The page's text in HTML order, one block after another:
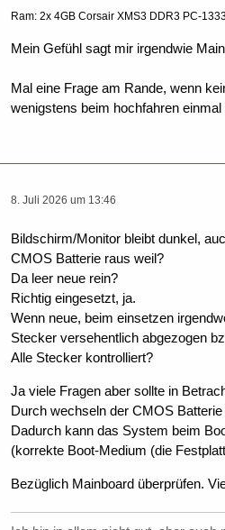
Ram: 2x 4GB Corsair XMS3 DDR3 PC-
Mein Gefühl sagt mir irgendwie
Mal eine Frage am Rande, wenn
wenigstens beim hochfahren einmal
8. Juli 2026 um 13:46
Bildschirm/Monitor bleibt dunkel,
CMOS Batterie raus weil?
Da leer neue rein?
Richtig eingesetzt, ja.
Wenn neue, beim einsetzen
Stecker versehentlich abgezogen
Alle Stecker kontrolliert?
Ja viele Fragen aber sollte in
Durch wechseln der CMOS
Dadurch kann das System beim
(korrekte Boot-Medium (die
Bezüglich Mainboard überprüfen.